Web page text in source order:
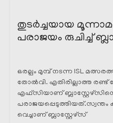
തുടർച്ചയായ
പരാജയം രുചിച്ച്
ഒരല്പം മുമ്പ് നടന്ന ISL
തോൽവി. എതിരില്ലാത്ത
എഫ്സിയാണ്
വെച്ചാണ് ബ്ലാസ്റ്റേഴ്സ്